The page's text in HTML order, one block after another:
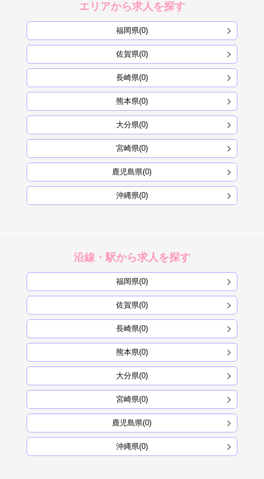
エリアから求人を探す
福岡県(0)
佐賀県(0)
長崎県(0)
熊本県(0)
大分県(0)
宮崎県(0)
鹿児島県(0)
沖縄県(0)
沿線・駅から求人を探す
福岡県(0)
佐賀県(0)
長崎県(0)
熊本県(0)
大分県(0)
宮崎県(0)
鹿児島県(0)
沖縄県(0)